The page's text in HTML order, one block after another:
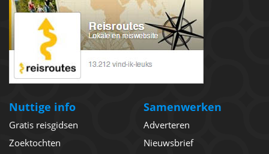
Nuttige info
Gratis reisgidsen
Zoektochten
Samenwerken
Adverteren
Nieuwsbrief